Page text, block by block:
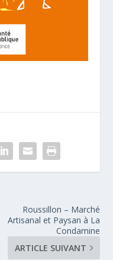
Roussillon – Marché
Artisanal et Paysan à La
Condamine
ARTICLE SUIVANT